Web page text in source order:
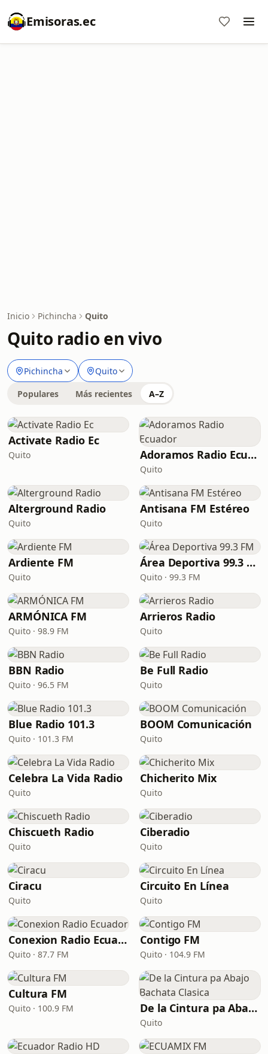
Emisoras.ec
Inicio Pichincha Quito
Quito radio en vivo
Pichincha Quito
Populares Más recientes A–Z
Activate Radio Ec
Quito Adoramos Radio Ecuador
Quito
Alterground Radio
Quito
Antisana FM Estéreo
Quito
Ardiente FM
Quito
Área Deportiva 99.3 FM
Quito · 99.3 FM
ARMÓNICA FM
Quito · 98.9 FM
Arrieros Radio
Quito
BBN Radio
Quito · 96.5 FM
Be Full Radio
Quito
Blue Radio 101.3
Quito · 101.3 FM
BOOM Comunicación
Quito
Celebra La Vida Radio
Quito
Chicherito Mix
Quito
Chiscueth Radio
Quito
Ciberadio
Quito
Ciracu
Quito
Circuito En Línea
Quito
Conexion Radio Ecuador
Quito · 87.7 FM
Contigo FM
Quito · 104.9 FM
Cultura FM
Quito · 100.9 FM De la Cintura pa Abajo Bachata Clasica
Quito